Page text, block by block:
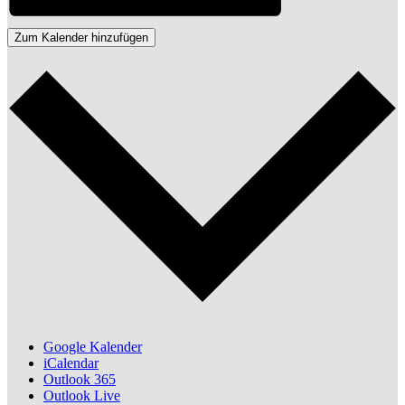
Zum Kalender hinzufügen
Google Kalender
iCalendar
Outlook 365
Outlook Live